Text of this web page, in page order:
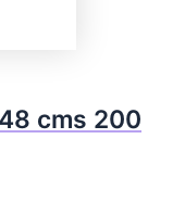
cms 200